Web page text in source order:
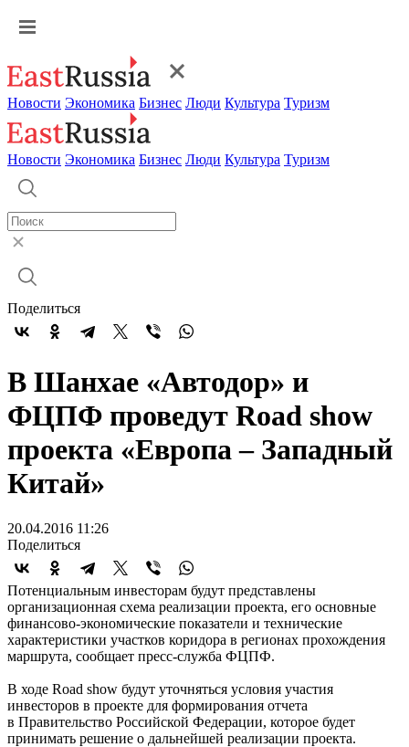
Новости Экономика Бизнес Люди Культура Туризм
Новости Экономика Бизнес Люди Культура Туризм
Поделиться
В Шанхае «Автодор» и
ФЦПФ проведут Road show
проекта «Европа – Западный
Китай»
20.04.2016 11:26
Поделиться
Потенциальным инвесторам будут представлены
организационная схема реализации проекта, его основные
финансово-экономические показатели и технические
характеристики участков коридора в регионах прохождения
маршрута, сообщает пресс-служба ФЦПФ.
В ходе Road show будут уточняться условия участия
инвесторов в проекте для формирования отчета
в Правительство Российской Федерации, которое будет
принимать решение о дальнейшей реализации проекта.